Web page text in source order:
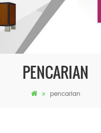
PENCARIAN
pencarian